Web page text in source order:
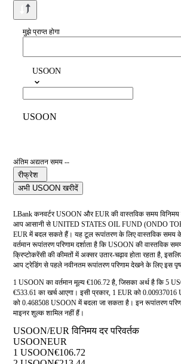
मुझे प्राप्त होगा
USOON
USOON
अंतिम अद्यतन समय --
रीफ्रेश
अभी USOON खरीदें
LBank कनवर्टर USOON और EUR की वास्तविक समय विनिमय
आप आसानी से UNITED STATES OIL FUND (ONDO
EUR में बदल सकते हैं। यह टूल रूपांतरण के लिए वास्तविक समय
वर्तमान रूपांतरण परिणाम दर्शाता है कि USOON की वास्तविक
क्रिप्टोकरेंसी की कीमतों में अक्सर उतार-चढ़ाव होता रहता है,
आप ट्रेडिंग से पहले नवीनतम रूपांतरण परिणाम देखने के लिए इस पृष्ठ
1 USOON का वर्तमान मूल्य €106.72 है, जिसका अर्थ है कि 5
€533.61 का खर्च आएगा। इसी प्रकार, 1 EUR को
को 0.468508 USOON में बदला जा सकता है। इन रूपांतरण
माइनर शुल्क शामिल नहीं हैं।
USOON/EUR विनिमय दर परिवर्तक
USOONEUR
1 USOON€106.72